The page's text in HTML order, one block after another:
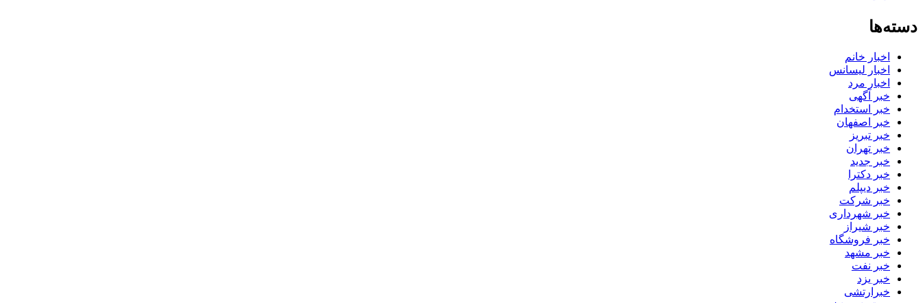
دسته‌ها
اخبار خانم
اخبار لیسانس
اخبار مرد
خبر آگهی
خبر استخدام
خبر اصفهان
خبر تبریز
خبر تهران
خبر جدید
خبر دکترا
خبر دیپلم
خبر شرکت
خبر شهرداری
خبر شیراز
خبر فروشگاه
خبر مشهد
خبر نفت
خبر یزد
خبرارتشی